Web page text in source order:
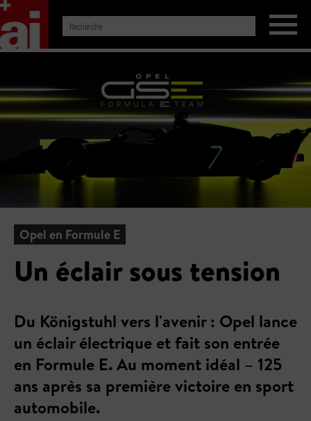
Opel en Formule E
Un éclair sous tension
Du Königstuhl vers l'avenir : Opel lance
un éclair électrique et fait son entrée
en Formule E. Au moment idéal – 125
ans après sa première victoire en sport
automobile.